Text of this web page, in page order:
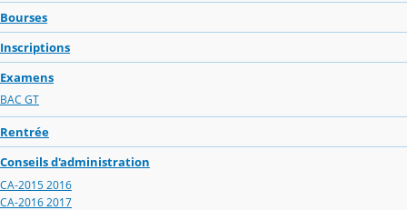
Bourses
Inscriptions
Examens
BAC GT
Rentrée
Conseils d'administration
CA-2015 2016
CA-2016 2017